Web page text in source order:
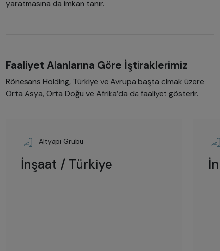
yaratmasına da imkan tanır.
Faaliyet Alanlarına Göre İştiraklerimiz
Rönesans Holding, Türkiye ve Avrupa başta olmak üzere
Orta Asya, Orta Doğu ve Afrika’da da faaliyet gösterir.
Altyapı Grubu
İnşaat / Türkiye